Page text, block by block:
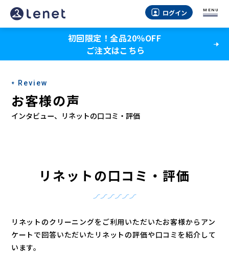
ログイン MENU
初回限定！全品20％OFF
ご注文はこちら
Review
お客様の声
インタビュー、リネットの口コミ・評価
リネットの口コミ・評価
リネットのクリーニングをご利用いただいたお客様からアン
ケートで回答いただいたリネットの評価や口コミを紹介して
います。